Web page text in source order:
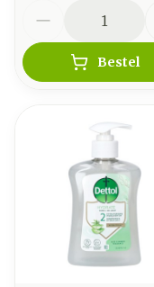
Bestel